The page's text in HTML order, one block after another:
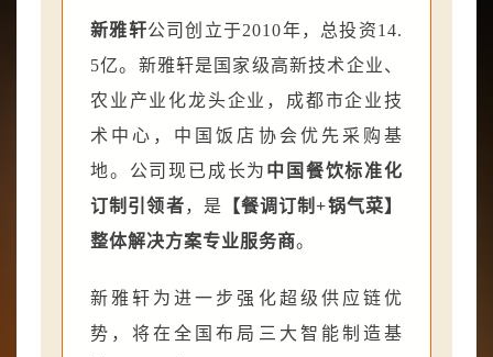
新雅轩公司创立于2010年，总投资14.
5亿。新雅轩是国家级高新技术企业、
农业产业化龙头企业，成都市企业技
术中心，中国饭店协会优先采购基
地。公司现已成长为 中国餐饮标准化
订制引领者，是
【餐调订制+锅气菜】
整体解决方案专业服务商。
新雅轩为进一步强化超级供应链优
势，将在全国布局三大智能制造基